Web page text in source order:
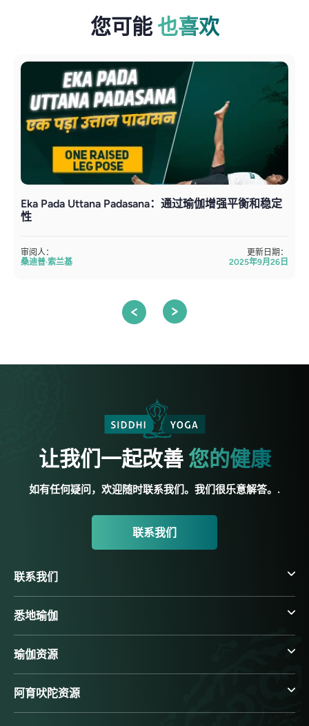
您可能 也喜欢
Eka Pada Uttana Padasana：通过瑜伽增强平衡和稳定
性
审阅人：
桑迪普·索兰基
更新日期：
2025年9月26日
让我们一起改善 您的健康
如有任何疑问，欢迎随时联系我们。我们很乐意解答。.
联系我们
联系我们
悉地瑜伽
瑜伽资源
阿育吠陀资源